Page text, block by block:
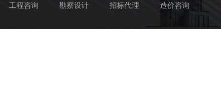
工程咨询 勘察设计 招标代理 造价咨询